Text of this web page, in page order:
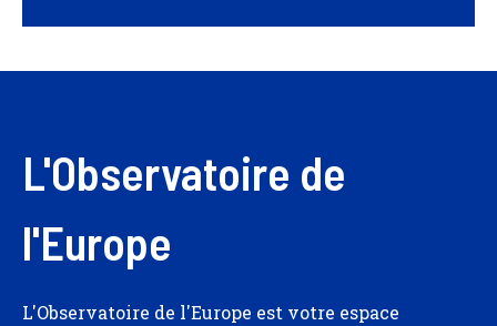
L'Observatoire de
l'Europe
L'Observatoire de l'Europe est votre espace